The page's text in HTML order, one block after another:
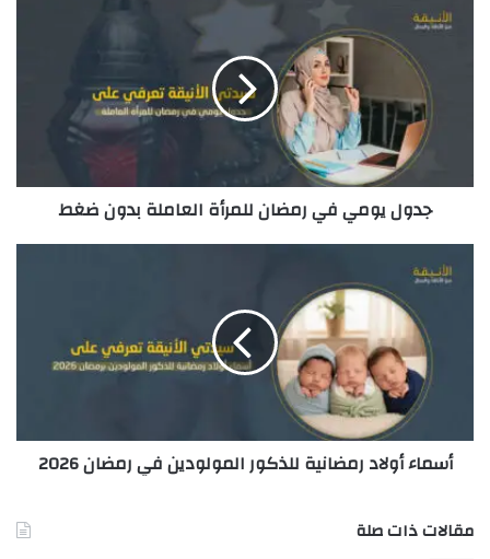
د
ك
ن
ي
جدول يومي في رمضان للمرأة العاملة بدون ضغط
أسماء أولاد رمضانية للذكور المولودين في رمضان 2026
مقالات ذات صلة